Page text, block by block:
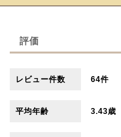
評価
レビュー件数 64件
平均年齢 3.43歳